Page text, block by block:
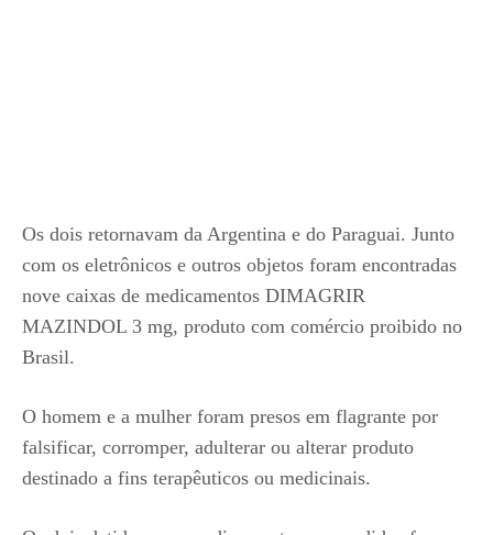
Os dois retornavam da Argentina e do Paraguai. Junto
com os eletrônicos e outros objetos foram encontradas
nove caixas de medicamentos DIMAGRIR
MAZINDOL 3 mg, produto com comércio proibido no
Brasil.
O homem e a mulher foram presos em flagrante por
falsificar, corromper, adulterar ou alterar produto
destinado a fins terapêuticos ou medicinais.